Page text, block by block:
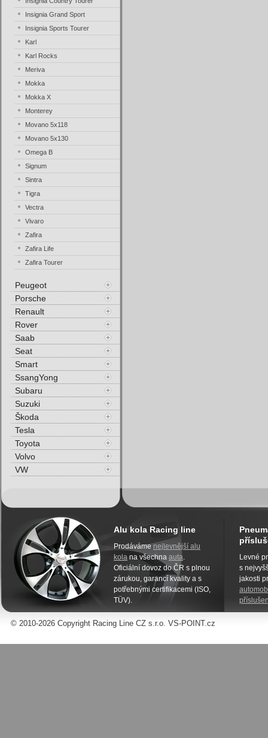
Insignia Grand Sport
Insignia Sports Tourer
Karl
Karl Rocks
Meriva
Mokka
Mokka X
Monterey
Movano 5x118
Movano 5x130
Omega B
Signum
Sintra
Tigra
Vectra
Vivaro
Zafira
Zafira Life
Zafira Tourer
Peugeot
Porsche
Renault
Rover
Saab
Seat
Smart
SsangYong
Subaru
Suzuki
Škoda
Tesla
Toyota
Volvo
VW
Alu kola Racing line
Prodáváme nejlevnější alu
kola na všechna auta.
Oficiální dovoz do ČR s plnou
zárukou, garancí kvality a s
potřebnými certifikacemi (ISO,
TÜV).
Levné
s
jakosti
© 2010-2026 Copyright Racing Line CZ s.r.o. VS-POINT.cz